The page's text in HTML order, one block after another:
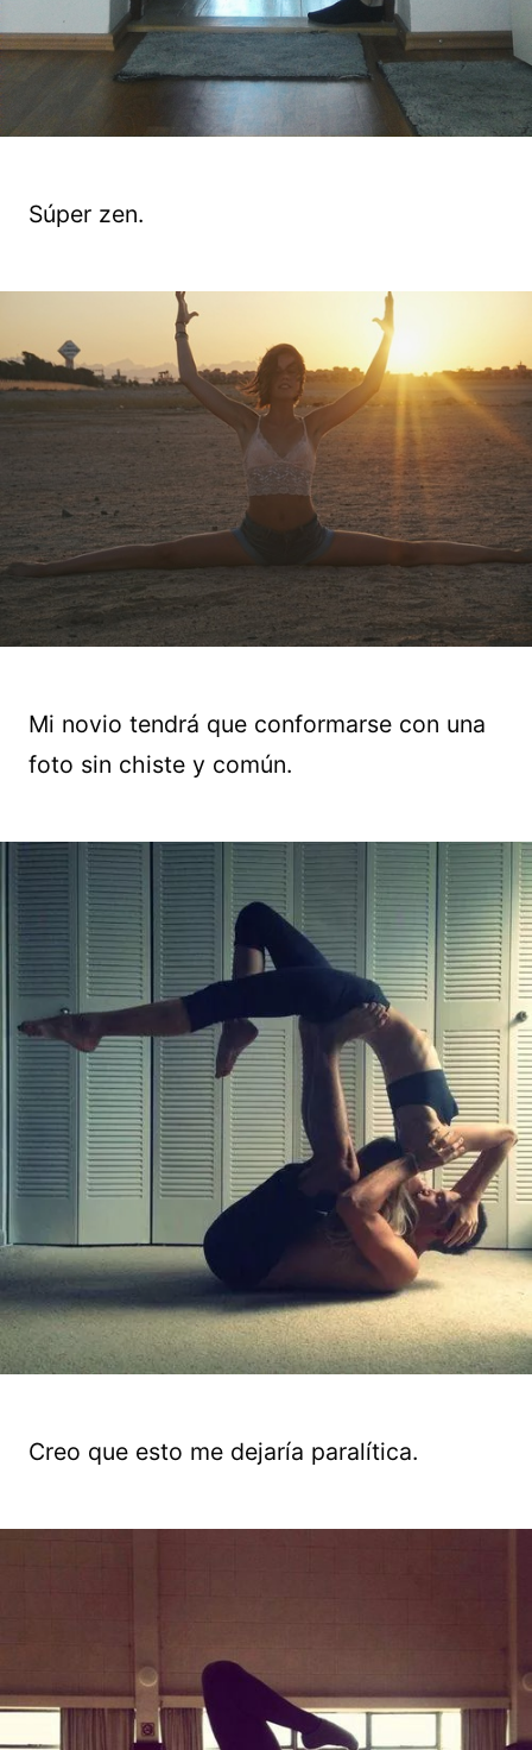
Súper zen.
Mi novio tendrá que conformarse con una
foto sin chiste y común.
Creo que esto me dejaría paralítica.